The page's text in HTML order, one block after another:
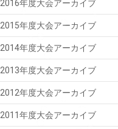
2016年度大会アーカイブ
2015年度大会アーカイブ
2014年度大会アーカイブ
2013年度大会アーカイブ
2012年度大会アーカイブ
2011年度大会アーカイブ